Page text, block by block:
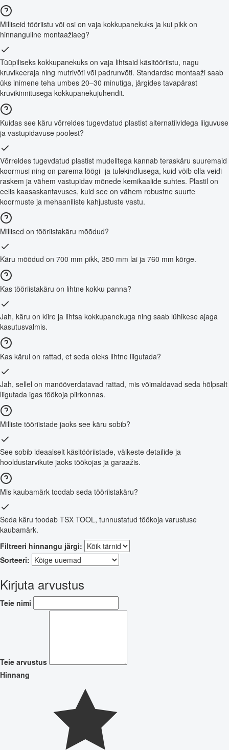
Milliseid tööriistu või osi on vaja kokkupanekuks ja kui pikk on
hinnanguline montaažiaeg?
Tüüpiliseks kokkupanekuks on vaja lihtsaid käsitööriistu, nagu
kruvikeeraja ning mutrivõti või padrunvõti. Standardse montaaži saab
üks inimene teha umbes 20–30 minutiga, järgides tavapärast
kruvikinnitusega kokkupanekujuhendit.
Kuidas see käru võrreldes tugevdatud plastist alternatiividega liiguvuse
ja vastupidavuse poolest?
Võrreldes tugevdatud plastist mudelitega kannab teraskäru suuremaid
koormusi ning on parema löögi- ja tulekindlusega, kuid võib olla veidi
raskem ja vähem vastupidav mõnede kemikaalide suhtes. Plastil on
eelis kaasaskantavuses, kuid see on vähem robustne suurte
koormuste ja mehaaniliste kahjustuste vastu.
Millised on tööriistakäru mõõdud?
Käru mõõdud on 700 mm pikk, 350 mm lai ja 760 mm kõrge.
Kas tööriistakäru on lihtne kokku panna?
Jah, käru on kiire ja lihtsa kokkupanekuga ning saab lühikese ajaga
kasutusvalmis.
Kas kärul on rattad, et seda oleks lihtne liigutada?
Jah, sellel on manööverdatavad rattad, mis võimaldavad seda hõlpsalt
liigutada igas töökoja piirkonnas.
Milliste tööriistade jaoks see käru sobib?
See sobib ideaalselt käsitööriistade, väikeste detailide ja
hooldustarvikute jaoks töökojas ja garaažis.
Mis kaubamärk toodab seda tööriistakäru?
Seda käru toodab TSX TOOL, tunnustatud töökoja varustuse
kaubamärk.
Filtreeri hinnangu järgi:
Sorteeri:
Kirjuta arvustus
Teie nimi
Teie arvustus
Hinnang